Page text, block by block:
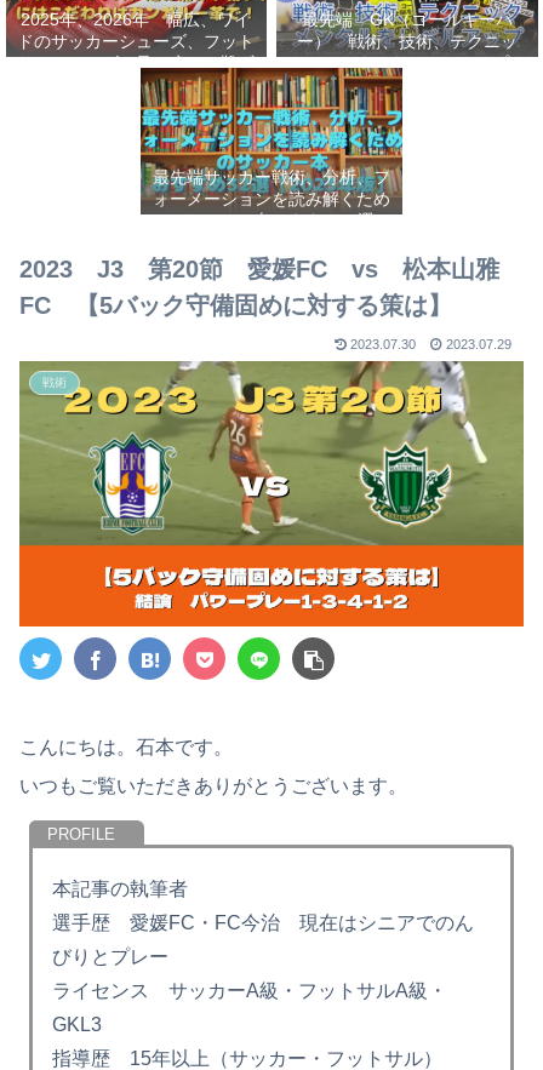
2025年、2026年 幅広、ワイ
ドのサッカーシューズ、フット
サルシューズ、足の痛みや靴ず
れにはこだわりはカンガルー革
で！
最先端 GK（ゴールキーパ
ー） 戦術、技術、テクニッ
ク、メンタルをレベルアップし
世界基準へ 練習メニューなど
選手、指導者おすすめ本 11
選
最先端サッカー戦術、分析、フ
ォーメーションを読み解くため
のサッカー本おすすめ32選
2023 J3 第20節 愛媛FC vs 松本山雅
FC 【5バック守備固めに対する策は】
2023.07.30 2023.07.29
戦術
こんにちは。石本です。
いつもご覧いただきありがとうございます。
本記事の執筆者
選手歴 愛媛FC・FC今治 現在はシニアでのん
びりとプレー
ライセンス サッカーA級・フットサルA級・
GKL3
指導歴 15年以上（サッカー・フットサル）